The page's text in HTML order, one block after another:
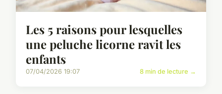
Les 5 raisons pour lesquelles
une peluche licorne ravit les
enfants
07/04/2026 19:07 8 min de lecture →